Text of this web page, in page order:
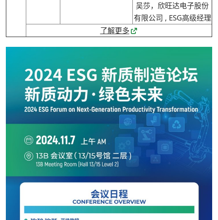
吴莎，欣旺达电子股份
有限公司 , ESG高级经理
了解更多